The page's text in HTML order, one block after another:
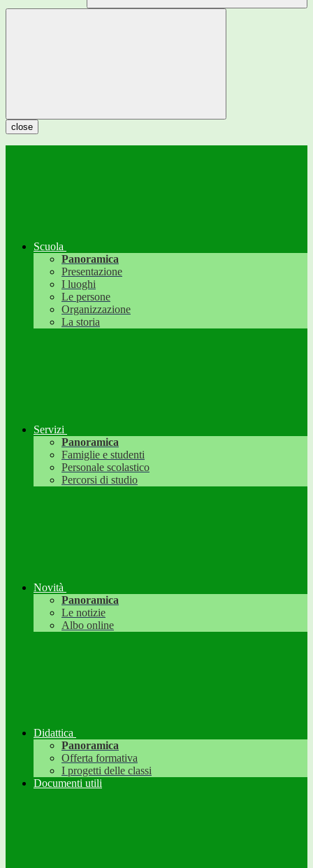
close
Scuola
Panoramica
Presentazione
I luoghi
Le persone
Organizzazione
La storia
Servizi
Panoramica
Famiglie e studenti
Personale scolastico
Percorsi di studio
Novità
Panoramica
Le notizie
Albo online
Didattica
Panoramica
Offerta formativa
I progetti delle classi
Documenti utili